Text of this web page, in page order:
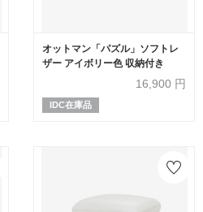
オットマン「パズル」ソフトレ
ザー アイボリー色 収納付き
16,900 円
IDC在庫品